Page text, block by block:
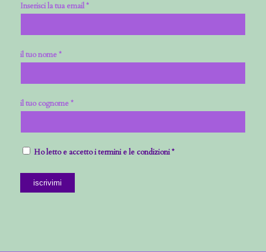
Inserisci la tua email *
il tuo nome *
il tuo cognome *
Ho letto e accetto i termini e le condizioni *